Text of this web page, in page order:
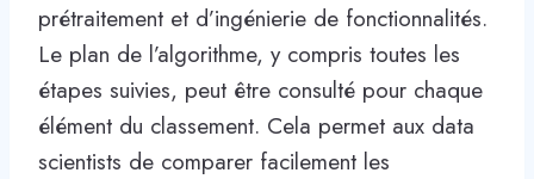
prétraitement et d’ingénierie de fonctionnalités.
Le plan de l’algorithme, y compris toutes les
étapes suivies, peut être consulté pour chaque
élément du classement. Cela permet aux data
scientists de comparer facilement les